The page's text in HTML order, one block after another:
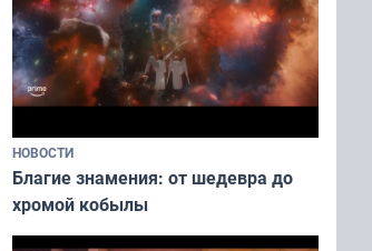
НОВОСТИ
Благие знамения: от шедевра до
хромой кобылы